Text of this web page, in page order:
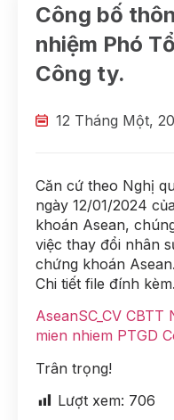
Công bố
nhiệm Phó
Công ty.
12 Tháng Một,
Căn cứ theo Nghị
ngày 12/01/2024
khoán Asean,
việc thay đổi nhân
chứng khoán Asean.
Chi tiết file đính
AseanSC_CV
mien nhiem PTGD
Trân trọng!
Lượt xem: 706